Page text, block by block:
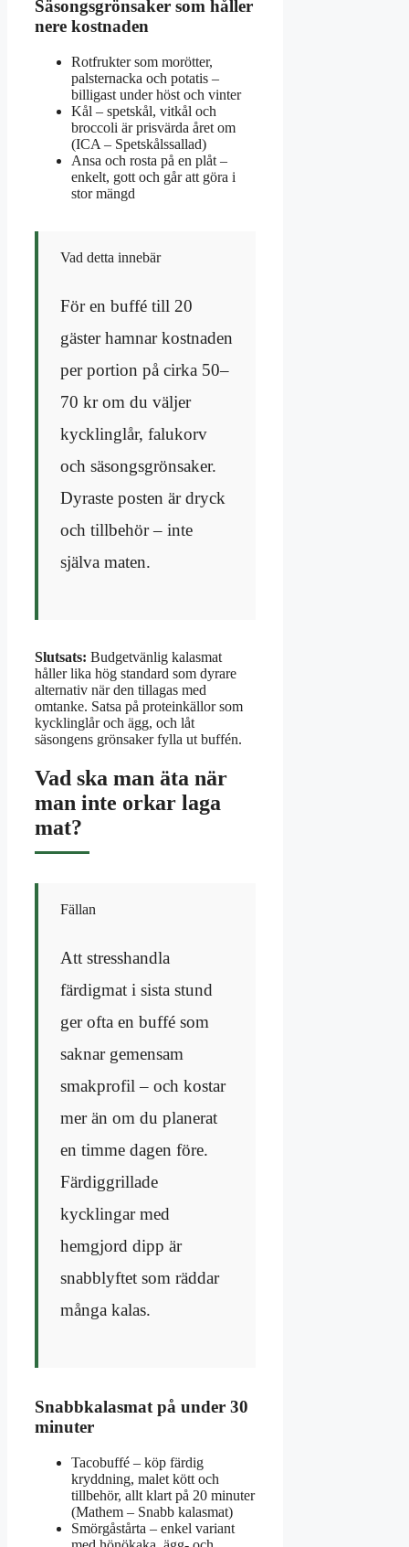
Säsongsgrönsaker som håller
nere kostnaden
Rotfrukter som morötter,
palsternacka och potatis –
billigast under höst och vinter
Kål – spetskål, vitkål och
broccoli är prisvärda året om
(ICA – Spetskålssallad)
Ansa och rosta på en plåt –
enkelt, gott och går att göra i
stor mängd
Vad detta innebär
För en buffé till 20
gäster hamnar kostnaden
per portion på cirka 50–
70 kr om du väljer
kycklinglår, falukorv
och säsongsgrönsaker.
Dyraste posten är dryck
och tillbehör – inte
själva maten.
Slutsats: Budgetvänlig kalasmat
håller lika hög standard som dyrare
alternativ när den tillagas med
omtanke. Satsa på proteinkällor som
kycklinglår och ägg, och låt
säsongens grönsaker fylla ut buffén.
Vad ska man äta när
man inte orkar laga
mat?
Fällan
Att stresshandla
färdigmat i sista stund
ger ofta en buffé som
saknar gemensam
smakprofil – och kostar
mer än om du planerat
en timme dagen före.
Färdiggrillade
kycklingar med
hemgjord dipp är
snabblyftet som räddar
många kalas.
Snabbkalasmat på under 30
minuter
Tacobuffé – köp färdig
kryddning, malet kött och
tillbehör, allt klart på 20 minuter
(Mathem – Snabb kalasmat)
Smörgåstårta – enkel variant